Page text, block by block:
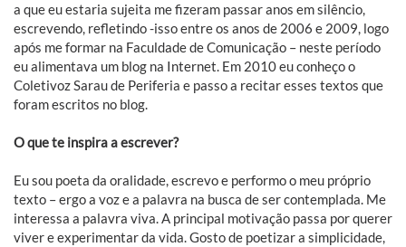
a que eu estaria sujeita me fizeram passar anos em silêncio,
escrevendo, refletindo -isso entre os anos de 2006 e 2009, logo
após me formar na Faculdade de Comunicação – neste período
eu alimentava um blog na Internet. Em 2010 eu conheço o
Coletivoz Sarau de Periferia e passo a recitar esses textos que
foram escritos no blog.
O que te inspira a escrever?
Eu sou poeta da oralidade, escrevo e performo o meu próprio
texto – ergo a voz e a palavra na busca de ser contemplada. Me
interessa a palavra viva. A principal motivação passa por querer
viver e experimentar da vida. Gosto de poetizar a simplicidade,